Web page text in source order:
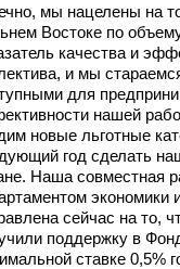
мы нацелены на
Востоке по
качества и
и мы
для
нашей
новые льготные
год сделать
Наша совместная
экономики
сейчас на то,
поддержку в
ставке 0,5%